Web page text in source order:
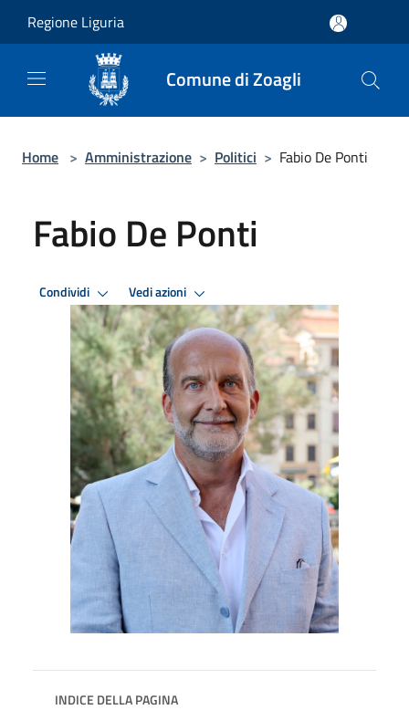
Regione Liguria
Comune di Zoagli
Home > Amministrazione > Politici > Fabio De Ponti
Fabio De Ponti
Condividi Vedi azioni
INDICE DELLA PAGINA